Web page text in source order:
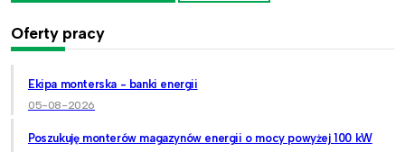
Oferty pracy
Ekipa monterska - banki energii
05-08-2026
Poszukuję monterów magazynów energii o mocy powyżej 100 kW